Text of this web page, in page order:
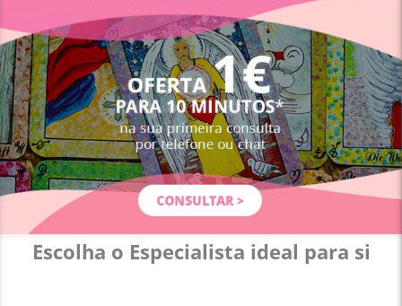
Escolha o Especialista ideal para si